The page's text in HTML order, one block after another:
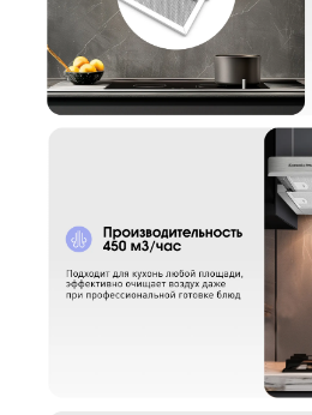
Кухонная вытяжка
Вариант
Ваш номер
Оформить
k00261s
Поделитесь впечатлениями
Отправить
С условиями "Пользовательского соглашения" ознакомлен